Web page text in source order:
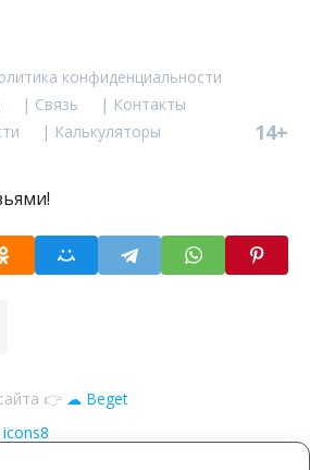
конфиденциальности
| Связь
| Контакты
| Калькуляторы 14+
👉 ☁ Beget
icons8